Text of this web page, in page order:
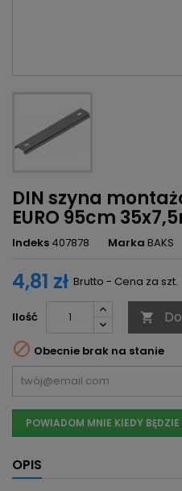
DIN szyna
EURO 95cm
Indeks 407878 Marka BAKS
4,81 zł Brutto - Cena za szt.
Ilość 
 Obecnie brak na stanie
POWIADOM MNIE KIEDY
OPIS